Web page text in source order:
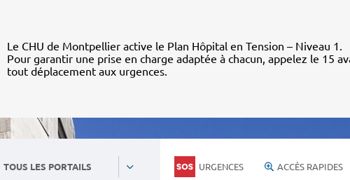
Le CHU de Montpellier active le Plan Hôpital en Tension – Niveau 1.
Pour garantir une prise en charge adaptée à chacun, appelez le 15
tout déplacement aux urgences.
TOUS LES PORTAILS URGENCES ACCÈS RAPIDES